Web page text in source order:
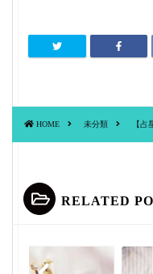
HOME 未分類 【
RELATED